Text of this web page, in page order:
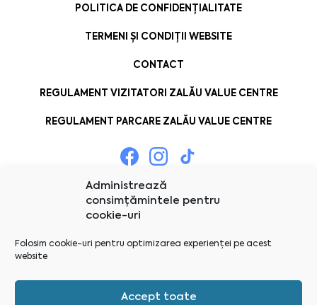
Administrează
consimțămintele pentru
cookie-uri
Folosim cookie-uri pentru optimizarea experienței pe acest
website
Accept toate
POLITICA DE CONFIDENȚIALITATE
TERMENI ȘI CONDIȚII WEBSITE
CONTACT
REGULAMENT VIZITATORI ZALĂU VALUE CENTRE
REGULAMENT PARCARE ZALĂU VALUE CENTRE